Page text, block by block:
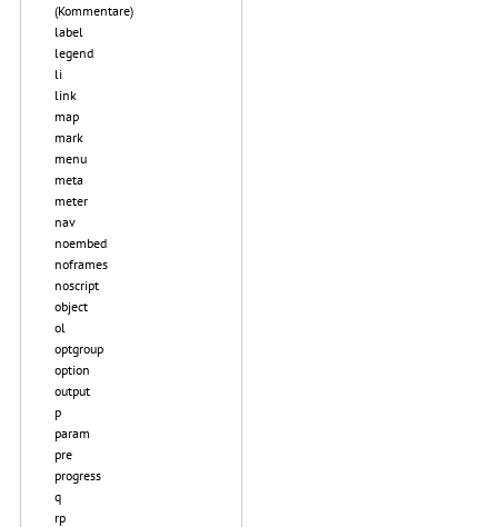
(Kommentare)
label
legend
li
link
map
mark
menu
meta
meter
nav
noembed
noframes
noscript
object
ol
optgroup
option
output
p
param
pre
progress
q
rp